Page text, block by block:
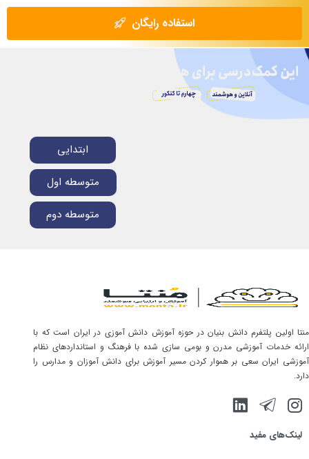
استفاده رایگان
ابتدایی
متوسطه اول
متوسطه دوم
منتا اولین پلتفرم دانش بنیان در حوزه آموزش دانش آموزی در ایران است که با
ارائه خدمات آموزشی مدرن و بومی سازی شده با فرهنگ و استانداردهای نظام
آموزشی ایران سعی بر هموار کردن مسیر آموزش برای دانش آموزان و مدارس را
دارد.
لینک‌های مفید